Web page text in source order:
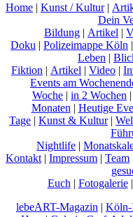
Home | Kunst / Kultur|
Dein
Bildung | Artikel |
Doku | Polizeimappe Köln |
Leben |
Fiktion | Artikel | Video |
Events am
Woche | in 2 Wochen |
Monaten | Heutige
Tage | Kunst & Kultur|
Nightlife |
Kontakt | Impressum | Team
Euch | Fotogalerie|
lebeART-Magazin |